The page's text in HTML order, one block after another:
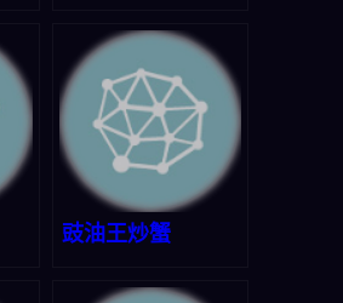
豉油王炒蟹